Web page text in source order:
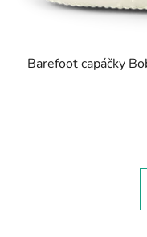
Barefoot capáčky